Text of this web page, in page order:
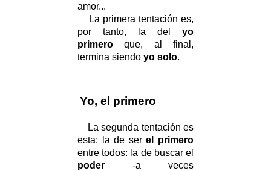
amor...
La primera tentación es,
por tanto, la del yo
primero que, al final,
termina siendo yo solo.
Yo, el primero
La segunda tentación es
esta: la de serel primero
entre todos: la de buscar el
poder -a veces